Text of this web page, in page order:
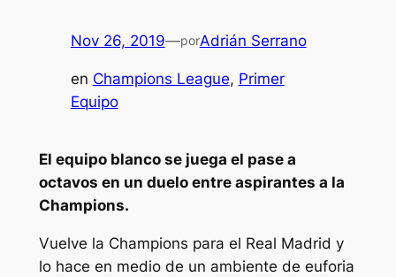
Nov 26, 2019—porAdrián Serrano
en Champions League, Primer
Equipo
El equipo blanco se juega el pase a
octavos en un duelo entre aspirantes a la
Champions.
Vuelve la Champions para el Real Madrid y
lo hace en medio de un ambiente de euforia